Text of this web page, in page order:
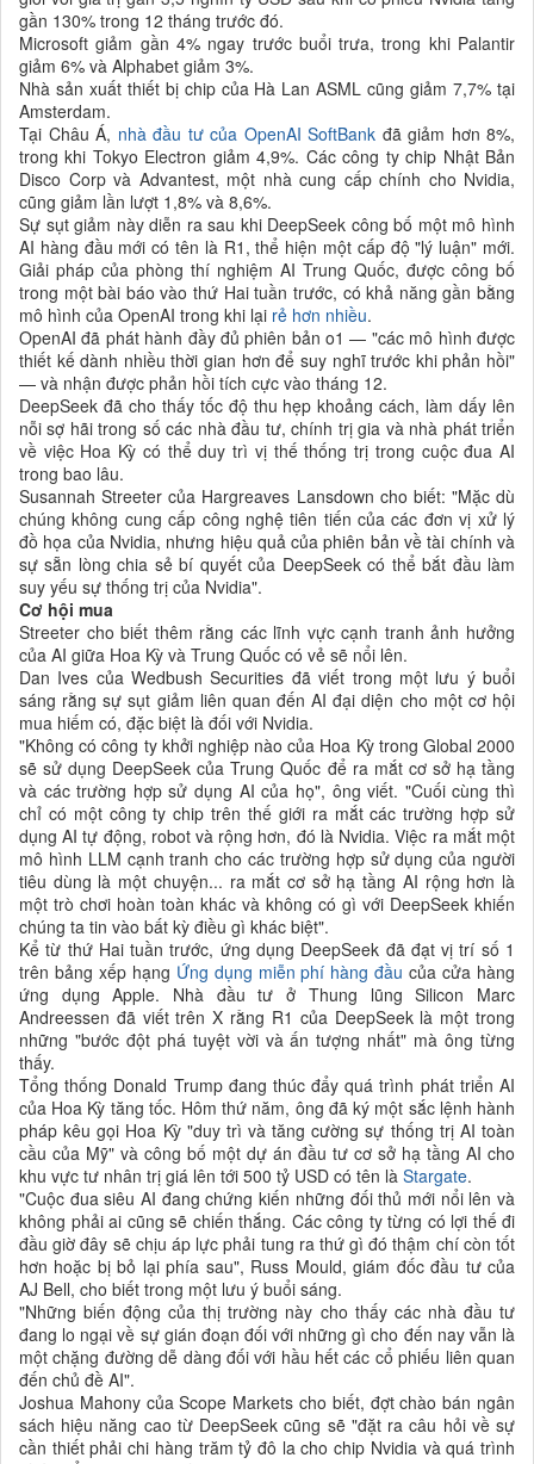
gần 130% trong 12 tháng trước đó.
Microsoft giảm gần 4% ngay trước buổi trưa, trong khi Palantir
giảm 6% và Alphabet giảm 3%.
Nhà sản xuất thiết bị chip của Hà Lan ASML cũng giảm 7,7% tại
Amsterdam.
Tại Châu Á, nhà đầu tư của OpenAI SoftBank đã giảm hơn 8%,
trong khi Tokyo Electron giảm 4,9%. Các công ty chip Nhật Bản
Disco Corp và Advantest, một nhà cung cấp chính cho Nvidia,
cũng giảm lần lượt 1,8% và 8,6%.
Sự sụt giảm này diễn ra sau khi DeepSeek công bố một mô hình
AI hàng đầu mới có tên là R1, thể hiện một cấp độ "lý luận" mới.
Giải pháp của phòng thí nghiệm AI Trung Quốc, được công bố
trong một bài báo vào thứ Hai tuần trước, có khả năng gần bằng
mô hình của OpenAI trong khi lại rẻ hơn nhiều.
OpenAI đã phát hành đầy đủ phiên bản o1 — "các mô hình được
thiết kế dành nhiều thời gian hơn để suy nghĩ trước khi phản hồi"
— và nhận được phản hồi tích cực vào tháng 12.
DeepSeek đã cho thấy tốc độ thu hẹp khoảng cách, làm dấy lên
nỗi sợ hãi trong số các nhà đầu tư, chính trị gia và nhà phát triển
về việc Hoa Kỳ có thể duy trì vị thế thống trị trong cuộc đua AI
trong bao lâu.
Susannah Streeter của Hargreaves Lansdown cho biết: "Mặc dù
chúng không cung cấp công nghệ tiên tiến của các đơn vị xử lý
đồ họa của Nvidia, nhưng hiệu quả của phiên bản về tài chính và
sự sẵn lòng chia sẻ bí quyết của DeepSeek có thể bắt đầu làm
suy yếu sự thống trị của Nvidia".
Cơ hội mua
Streeter cho biết thêm rằng các lĩnh vực cạnh tranh ảnh hưởng
của AI giữa Hoa Kỳ và Trung Quốc có vẻ sẽ nổi lên.
Dan Ives của Wedbush Securities đã viết trong một lưu ý buổi
sáng rằng sự sụt giảm liên quan đến AI đại diện cho một cơ hội
mua hiếm có, đặc biệt là đối với Nvidia.
"Không có công ty khởi nghiệp nào của Hoa Kỳ trong Global 2000
sẽ sử dụng DeepSeek của Trung Quốc để ra mắt cơ sở hạ tầng
và các trường hợp sử dụng AI của họ", ông viết. "Cuối cùng thì
chỉ có một công ty chip trên thế giới ra mắt các trường hợp sử
dụng AI tự động, robot và rộng hơn, đó là Nvidia. Việc ra mắt một
mô hình LLM cạnh tranh cho các trường hợp sử dụng của người
tiêu dùng là một chuyện... ra mắt cơ sở hạ tầng AI rộng hơn là
một trò chơi hoàn toàn khác và không có gì với DeepSeek khiến
chúng ta tin vào bất kỳ điều gì khác biệt".
Kể từ thứ Hai tuần trước, ứng dụng DeepSeek đã đạt vị trí số 1
trên bảng xếp hạng Ứng dụng miễn phí hàng đầu của cửa hàng
ứng dụng Apple. Nhà đầu tư ở Thung lũng Silicon Marc
Andreessen đã viết trên X rằng R1 của DeepSeek là một trong
những "bước đột phá tuyệt vời và ấn tượng nhất" mà ông từng
thấy.
Tổng thống Donald Trump đang thúc đẩy quá trình phát triển AI
của Hoa Kỳ tăng tốc. Hôm thứ năm, ông đã ký một sắc lệnh hành
pháp kêu gọi Hoa Kỳ "duy trì và tăng cường sự thống trị AI toàn
cầu của Mỹ" và công bố một dự án đầu tư cơ sở hạ tầng AI cho
khu vực tư nhân trị giá lên tới 500 tỷ USD có tên là Stargate.
"Cuộc đua siêu AI đang chứng kiến những đối thủ mới nổi lên và
không phải ai cũng sẽ chiến thắng. Các công ty từng có lợi thế đi
đầu giờ đây sẽ chịu áp lực phải tung ra thứ gì đó thậm chí còn tốt
hơn hoặc bị bỏ lại phía sau", Russ Mould, giám đốc đầu tư của
AJ Bell, cho biết trong một lưu ý buổi sáng.
"Những biến động của thị trường này cho thấy các nhà đầu tư
đang lo ngại về sự gián đoạn đối với những gì cho đến nay vẫn là
một chặng đường dễ dàng đối với hầu hết các cổ phiếu liên quan
đến chủ đề AI".
Joshua Mahony của Scope Markets cho biết, đợt chào bán ngân
sách hiệu năng cao từ DeepSeek cũng sẽ "đặt ra câu hỏi về sự
cần thiết phải chi hàng trăm tỷ đô la cho chip Nvidia và quá trình